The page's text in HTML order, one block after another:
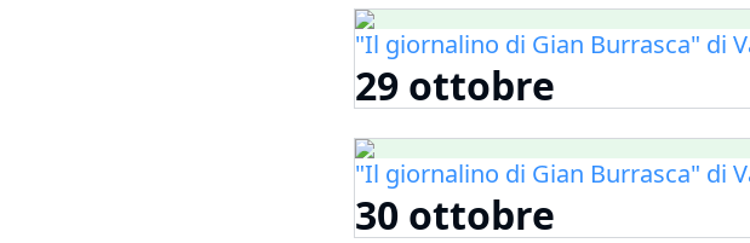
"Il giornalino di Gian Burrasca" di
29 ottobre
"Il giornalino di Gian Burrasca" di
30 ottobre